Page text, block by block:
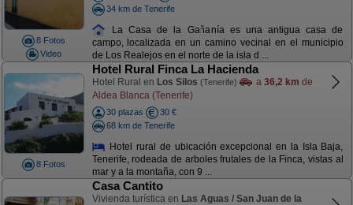
8 Fotos
Video
34 km de Tenerife
La Casa de la Gañanía es una antigua casa de
campo, localizada en un camino vecinal en el municipio
de Los Realejos en el norte de la isla d ...
8 Fotos
Hotel Rural Finca La Hacienda
Hotel Rural en Los Silos (Tenerife) a 36,2 km de
Aldea Blanca (Tenerife)
30 plazas
30 €
68 km de Tenerife
Hotel rural de ubicación excepcional en la Isla Baja,
Tenerife, rodeada de arboles frutales de la Finca, vistas al
mar y a la montaña, con 9 ...
Casa Cantito
Vivienda turística en Las Aguas / San Juan de la